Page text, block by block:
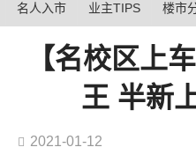
名人入市 业主TIPS 楼市
【名校区上
王 半新
2021-01-12